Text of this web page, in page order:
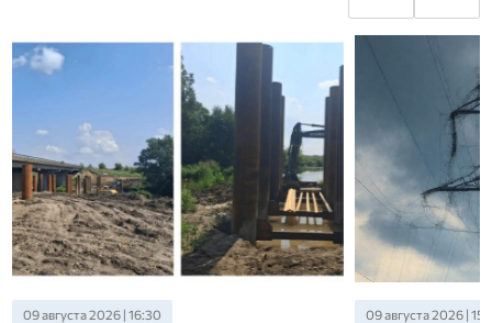
09 августа 2026 | 16:30 09 августа 2026 |